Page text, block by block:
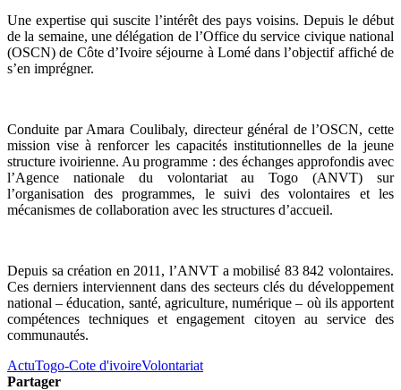
Une expertise qui suscite l’intérêt des pays voisins. Depuis le début
de la semaine, une délégation de l’Office du service civique national
(OSCN) de Côte d’Ivoire séjourne à Lomé dans l’objectif affiché de
s’en imprégner.
Conduite par Amara Coulibaly, directeur général de l’OSCN, cette
mission vise à renforcer les capacités institutionnelles de la jeune
structure ivoirienne. Au programme : des échanges approfondis avec
l’Agence nationale du volontariat au Togo (ANVT) sur
l’organisation des programmes, le suivi des volontaires et les
mécanismes de collaboration avec les structures d’accueil.
Depuis sa création en 2011, l’ANVT a mobilisé 83 842 volontaires.
Ces derniers interviennent dans des secteurs clés du développement
national – éducation, santé, agriculture, numérique – où ils apportent
compétences techniques et engagement citoyen au service des
communautés.
ActuTogo-Cote d'ivoireVolontariat
Partager